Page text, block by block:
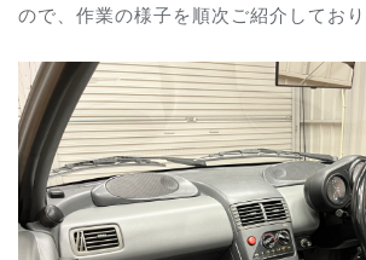
ので、作業の様子を順次ご紹介しており